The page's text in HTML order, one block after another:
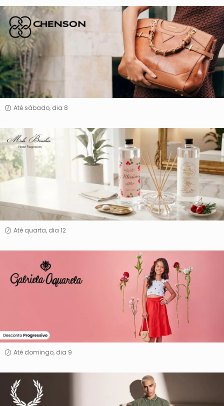
chenson
Até sábado, dia 8
Mels
Brushes
Até quarta, dia 12
Aquarela
Até domingo, dia 9
Fred
Perry